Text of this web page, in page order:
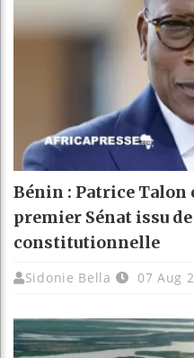
Bénin : Patrice Talon
premier Sénat issu
constitutionnelle
Sidonie Bella 07 Aug